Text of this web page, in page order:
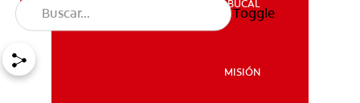
SALUD BUCAL
SALUD BUCAL
MISIÓN
Toggle